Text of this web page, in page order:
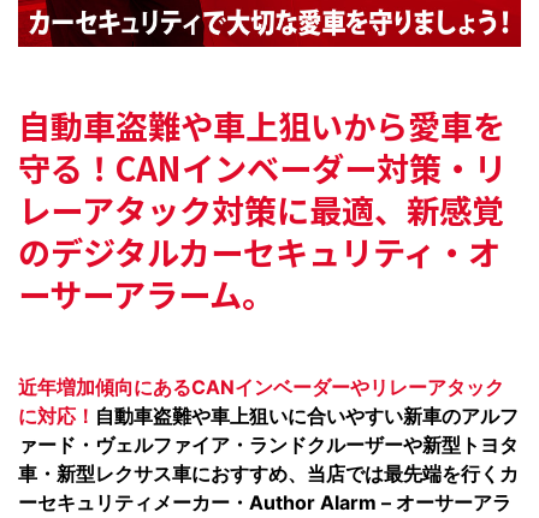
自動車盗難や車上狙いから愛車を
守る！ CANインベーダー対策・リ
レーアタック対策に最適、 新感覚
のデジタルカーセキュリティ・オ
ーサーアラーム。
近年増加傾向にあるCANインベーダーやリレーアタック
に対応！ 自動車盗難や車上狙いに合いやすい新車のアルフ
ァード・ヴェルファイア・ランドクルーザーや新型トヨタ
車・新型レクサス車におすすめ、当店では最先端を行くカ
ーセキュリティメーカー・Author Alarm – オーサーアラ